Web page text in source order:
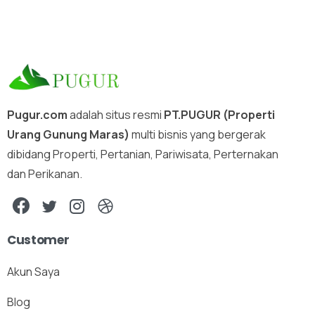
Pugur.comadalah situs resmi PT.PUGUR (Properti
Urang Gunung Maras) multi bisnis yang bergerak
dibidang Properti, Pertanian, Pariwisata, Perternakan
dan Perikanan.
Customer
Akun Saya
Blog